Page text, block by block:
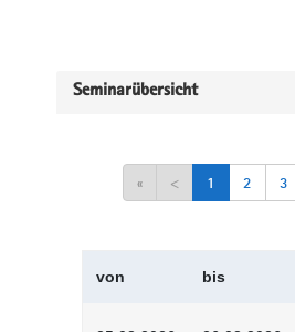
Seminarübersicht
« < 1 2 3
von bis